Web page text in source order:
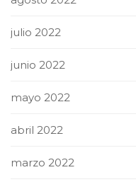
julio 2022
junio 2022
mayo 2022
abril 2022
marzo 2022